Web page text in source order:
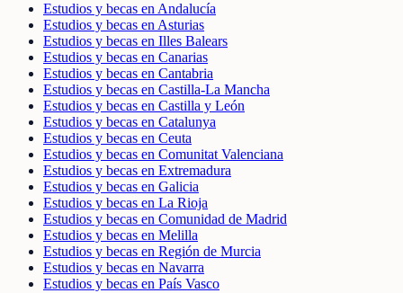
Estudios y becas en Andalucía
Estudios y becas en Asturias
Estudios y becas en Illes Balears
Estudios y becas en Canarias
Estudios y becas en Cantabria
Estudios y becas en Castilla-La Mancha
Estudios y becas en Castilla y León
Estudios y becas en Catalunya
Estudios y becas en Ceuta
Estudios y becas en Comunitat Valenciana
Estudios y becas en Extremadura
Estudios y becas en Galicia
Estudios y becas en La Rioja
Estudios y becas en Comunidad de Madrid
Estudios y becas en Melilla
Estudios y becas en Región de Murcia
Estudios y becas en Navarra
Estudios y becas en País Vasco